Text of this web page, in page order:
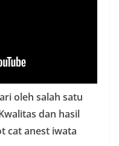
oleh salah satu
dan hasil
cat anest iwata